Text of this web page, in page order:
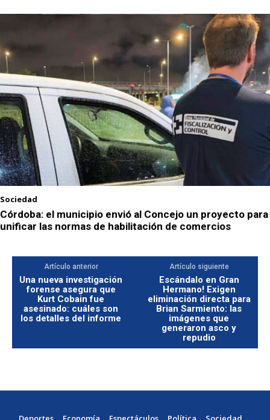
Sociedad
Córdoba: el municipio envió al Concejo un proyecto para
unificar las normas de habilitación de comercios
Artículo anterior
Una nueva investigación
forense asegura que
Kurt Cobain fue
asesinado: cuáles son
los detalles del informe
Artículo siguiente
Escándalo en Gran
Hermano! Exigen
eliminación directa para
Brian Sarmiento: las
imágenes que
generaron asco y
repudio